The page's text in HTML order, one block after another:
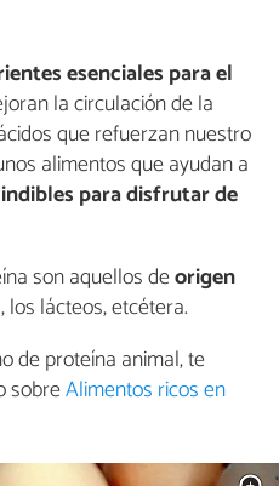
esenciales para el
la circulación de la
que refuerzan nuestro
alimentos que ayudan a
para disfrutar de
son aquellos deorigen
los lácteos, etcétera.
de proteína animal, te
sobreAlimentos ricos en